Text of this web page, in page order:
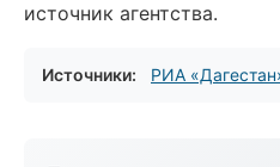
источник агентства.
Источники: РИА